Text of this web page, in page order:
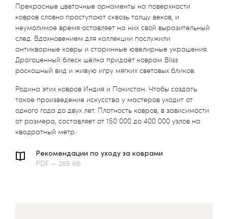
Прекрасные цветочные орнаменты на поверхности
ковров словно проступают сквозь толщу веков, и
неумолимое время оставляет на них свой выразительный
след. Вдохновением для коллекции послужили
антикварные ковры и старинные ювелирные украшения.
Драгоценный блеск шёлка придаёт коврам Bliss
роскошный вид и живую игру мягких световых бликов.
Родина этих ковров Индия и Пакистан. Чтобы создать
такое произведение искусства у мастеров уходит от
одного года до двух лет. Плотность ковров, в зависимости
от размера, составляет от 150 000 до 400 000 узлов на
квадратный метр.
Рекомендации по уходу за коврами
PDF — 265 Кб